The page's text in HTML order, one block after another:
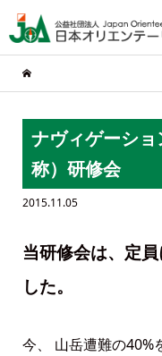
ナヴィゲーシ
称）研修会
2015.11.05
当研修会は、定
した。
今、 山岳遭難の40%